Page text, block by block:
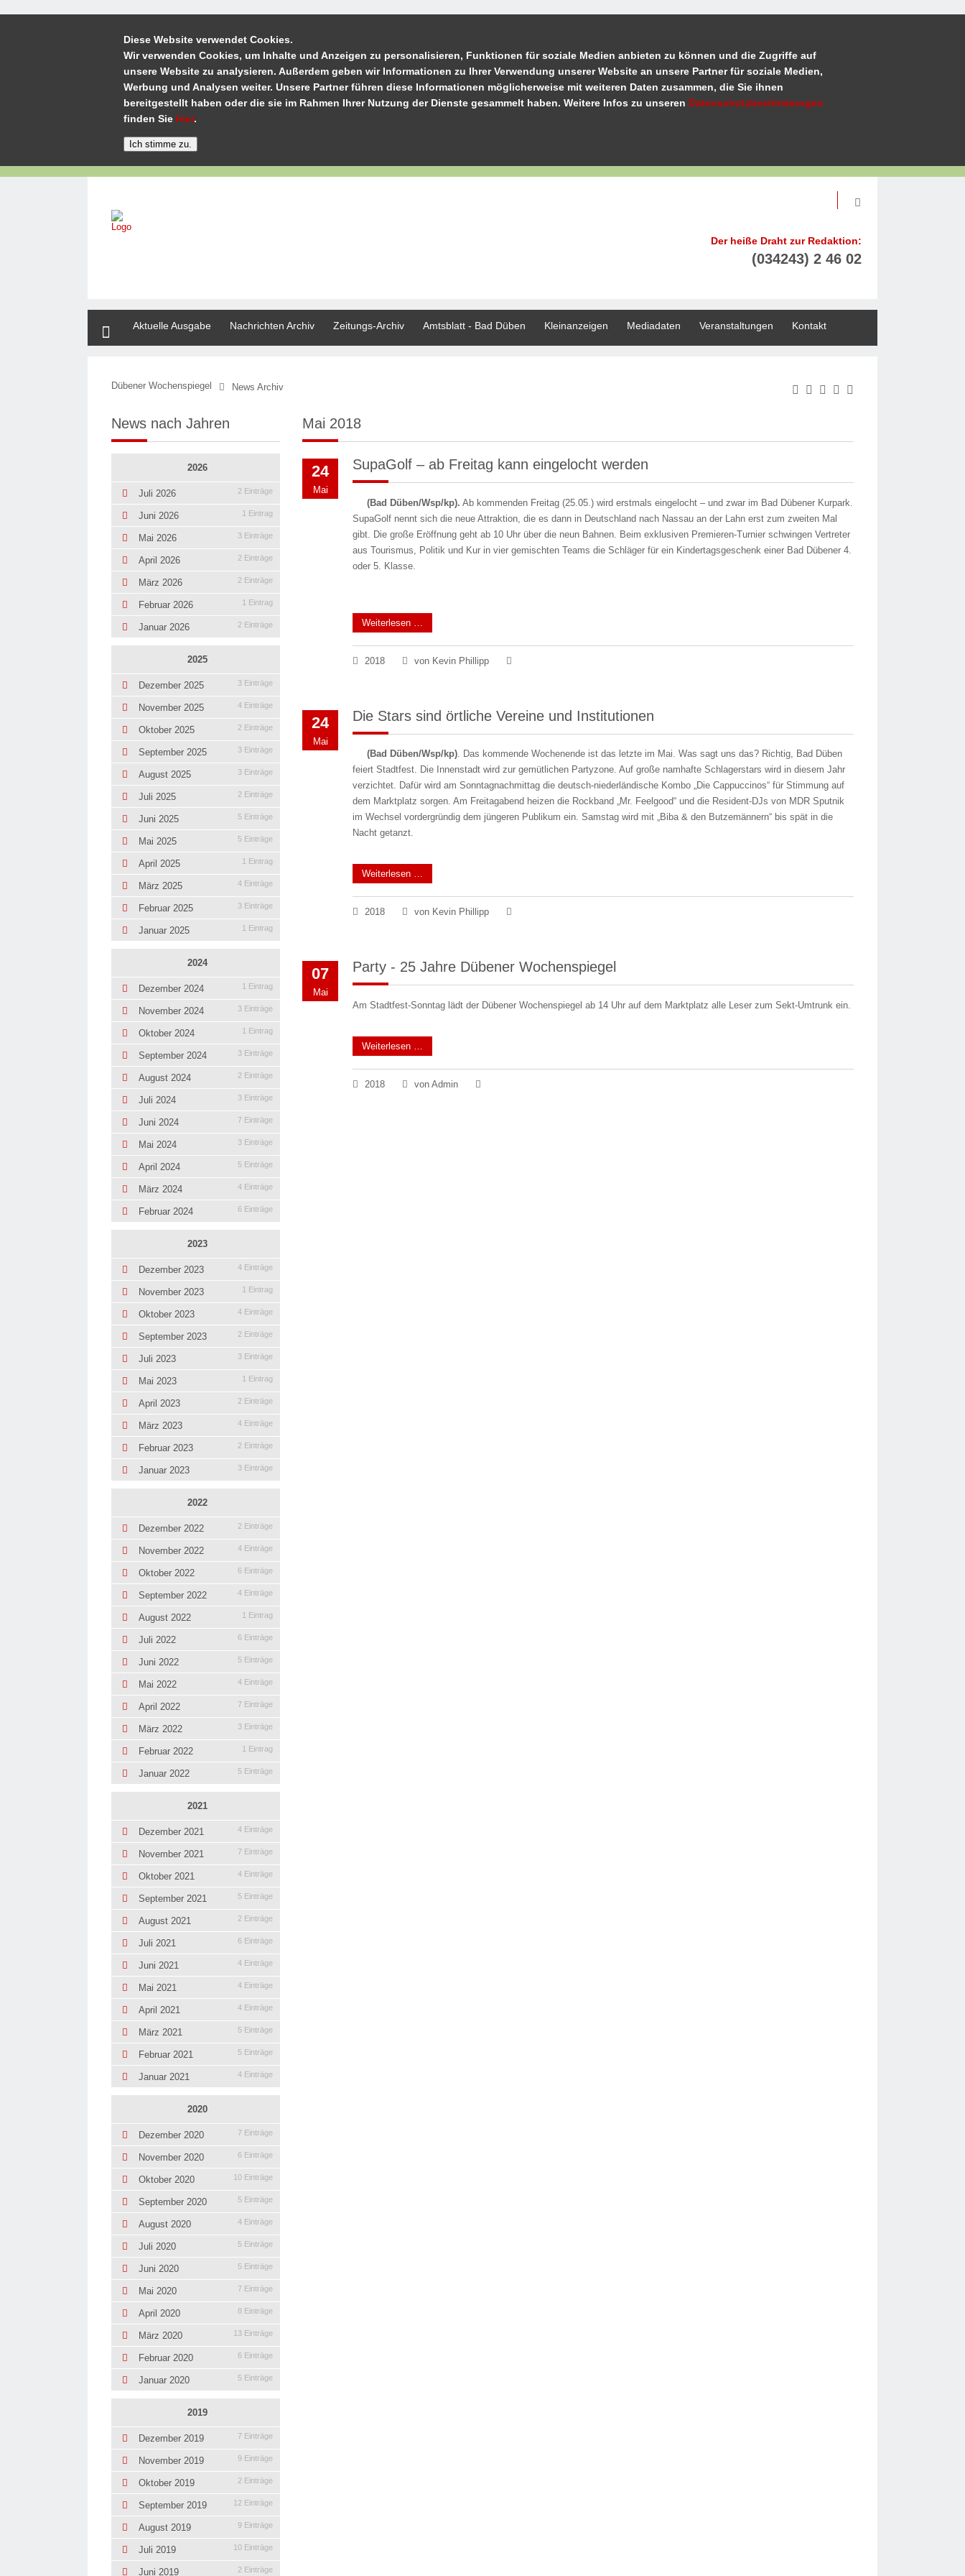
Diese Website verwendet Cookies.
Wir verwenden Cookies, um Inhalte und Anzeigen zu personalisieren, Funktionen für soziale Medien anbieten zu können und die Zugriffe auf
unsere Website zu analysieren. Außerdem geben wir Informationen zu Ihrer Verwendung unserer Website an unsere Partner für soziale Medien,
Werbung und Analysen weiter. Unsere Partner führen diese Informationen möglicherweise mit weiteren Daten zusammen, die Sie ihnen
bereitgestellt haben oder die sie im Rahmen Ihrer Nutzung der Dienste gesammelt haben. Weitere Infos zu unseren Datenschutzbestimmungen
finden Sie hier.
Der heiße Draht zur Redaktion:
(034243) 2 46 02
Aktuelle Ausgabe
Nachrichten Archiv Zeitungs-Archiv Amtsblatt - Bad Düben Kleinanzeigen Mediadaten Veranstaltungen Kontakt
Dübener Wochenspiegel News Archiv
Mai 2018
24
Mai
SupaGolf – ab Freitag kann eingelocht werden
(Bad Düben/Wsp/kp). Ab kommenden Freitag (25.05.) wird erstmals eingelocht – und zwar im Bad Dübener Kurpark.
SupaGolf nennt sich die neue Attraktion, die es dann in Deutschland nach Nassau an der Lahn erst zum zweiten Mal
gibt. Die große Eröffnung geht ab 10 Uhr über die neun Bahnen. Beim exklusiven Premieren-Turnier schwingen Vertreter
aus Tourismus, Politik und Kur in vier gemischten Teams die Schläger für ein Kindertagsgeschenk einer Bad Dübener 4.
oder 5. Klasse.
Weiterlesen …
2018 von Kevin Phillipp
24
Mai
Die Stars sind örtliche Vereine und Institutionen
(Bad Düben/Wsp/kp). Das kommende Wochenende ist das letzte im Mai. Was sagt uns das? Richtig, Bad Düben
feiert Stadtfest. Die Innenstadt wird zur gemütlichen Partyzone. Auf große namhafte Schlagerstars wird in diesem Jahr
verzichtet. Dafür wird am Sonntag­nachmittag die deutsch-niederländische Kombo „Die Cappuccinos“ für Stimmung auf
dem Marktplatz sorgen. Am Freitagabend heizen die Rockband „Mr. Feelgood“ und die Resident-DJs von MDR Sputnik
im Wechsel vordergründig dem jüngeren Publikum ein. Samstag wird mit „Biba & den Butzemännern“ bis spät in die
Nacht getanzt.
Weiterlesen …
2018 von Kevin Phillipp
07
Mai
Party - 25 Jahre Dübener Wochenspiegel
Am Stadtfest-Sonntag lädt der Dübener Wochenspiegel ab 14 Uhr auf dem Marktplatz alle Leser zum Sekt-Umtrunk ein.
Weiterlesen …
2018 von Admin
News nach Jahren
2026
Juli 2026 2 Einträge
Juni 2026 1 Eintrag
Mai 2026 3 Einträge
April 2026 2 Einträge
März 2026 2 Einträge
Februar 2026 1 Eintrag
Januar 2026 2 Einträge
2025
Dezember 2025 3 Einträge
November 2025 4 Einträge
Oktober 2025 2 Einträge
September 2025 3 Einträge
August 2025 3 Einträge
Juli 2025 2 Einträge
Juni 2025 5 Einträge
Mai 2025 5 Einträge
April 2025 1 Eintrag
März 2025 4 Einträge
Februar 2025 3 Einträge
Januar 2025 1 Eintrag
2024
Dezember 2024 1 Eintrag
November 2024 3 Einträge
Oktober 2024 1 Eintrag
September 2024 3 Einträge
August 2024 2 Einträge
Juli 2024 3 Einträge
Juni 2024 7 Einträge
Mai 2024 3 Einträge
April 2024 5 Einträge
März 2024 4 Einträge
Februar 2024 6 Einträge
2023
Dezember 2023 4 Einträge
November 2023 1 Eintrag
Oktober 2023 4 Einträge
September 2023 2 Einträge
Juli 2023 3 Einträge
Mai 2023 1 Eintrag
April 2023 2 Einträge
März 2023 4 Einträge
Februar 2023 2 Einträge
Januar 2023 3 Einträge
2022
Dezember 2022 2 Einträge
November 2022 4 Einträge
Oktober 2022 6 Einträge
September 2022 4 Einträge
August 2022 1 Eintrag
Juli 2022 6 Einträge
Juni 2022 5 Einträge
Mai 2022 4 Einträge
April 2022 7 Einträge
März 2022 3 Einträge
Februar 2022 1 Eintrag
Januar 2022 5 Einträge
2021
Dezember 2021 4 Einträge
November 2021 7 Einträge
Oktober 2021 4 Einträge
September 2021 5 Einträge
August 2021 2 Einträge
Juli 2021 6 Einträge
Juni 2021 4 Einträge
Mai 2021 4 Einträge
April 2021 4 Einträge
März 2021 5 Einträge
Februar 2021 5 Einträge
Januar 2021 4 Einträge
2020
Dezember 2020 7 Einträge
November 2020 6 Einträge
Oktober 2020 10 Einträge
September 2020 5 Einträge
August 2020 4 Einträge
Juli 2020 5 Einträge
Juni 2020 5 Einträge
Mai 2020 7 Einträge
April 2020 8 Einträge
März 2020 13 Einträge
Februar 2020 6 Einträge
Januar 2020 5 Einträge
2019
Dezember 2019 7 Einträge
November 2019 9 Einträge
Oktober 2019 2 Einträge
September 2019 12 Einträge
August 2019 9 Einträge
Juli 2019 10 Einträge
Juni 2019 2 Einträge